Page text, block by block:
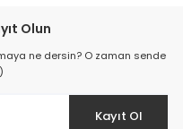
Olun
ne dersin? O zaman sende
Kayıt Ol